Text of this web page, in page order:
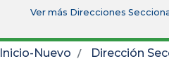
Ver más Direcciones
Inicio-Nuevo Dirección